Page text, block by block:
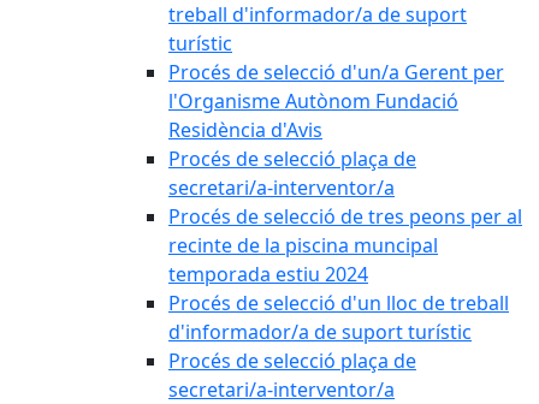
treball d'informador/a de suport
turístic
Procés de selecció d'un/a Gerent per
l'Organisme Autònom Fundació
Residència d'Avis
Procés de selecció plaça de
secretari/a-interventor/a
Procés de selecció de tres peons per al
recinte de la piscina muncipal
temporada estiu 2024
Procés de selecció d'un lloc de treball
d'informador/a de suport turístic
Procés de selecció plaça de
secretari/a-interventor/a